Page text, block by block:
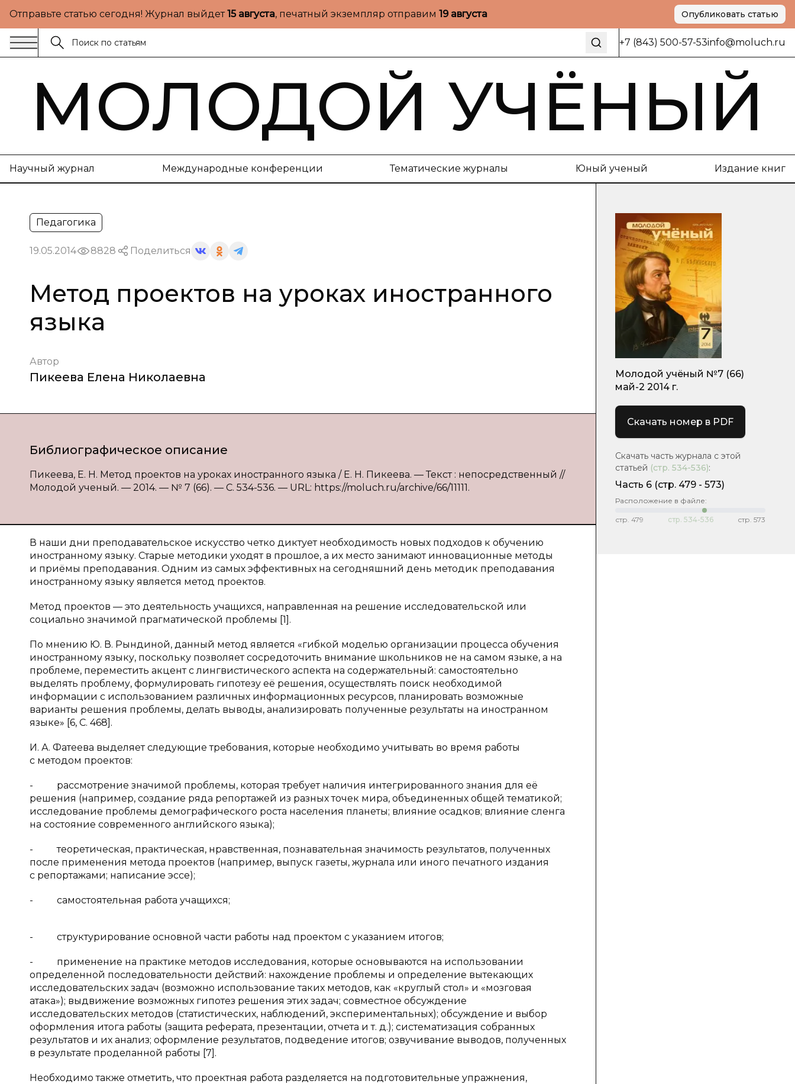
Отправьте статью сегодня! Журнал выйдет15 августа, печатный экземпляр отправим 19 августа Опубликовать статью
+7 (843) 500-57-53info@moluch.ru
МОЛОДОЙ УЧЁНЫЙ
Научный журнал Международные конференции Тематические журналы Юный ученый Издание книг
Педагогика
19.05.2014 8828 Поделиться
Метод проектов на уроках иностранного
языка
Автор
Пикеева Елена Николаевна
Библиографическое описание
Пикеева, Е. Н. Метод проектов на уроках иностранного языка / Е. Н. Пикеева. — Текст : непосредственный //
Молодой ученый. — 2014. — № 7 (66). — С. 534-536. — URL: https://moluch.ru/archive/66/11111.
В наши дни преподавательское искусство четко диктует необходимость новых подходов к обучению
иностранному языку. Старые методики уходят в прошлое, а их место занимают инновационные методы
и приёмы преподавания. Одним из самых эффективных на сегодняшний день методик преподавания
иностранному языку является метод проектов.
Метод проектов — это деятельность учащихся, направленная на решение исследовательской или
социально значимой прагматической проблемы [1].
По мнению Ю. В. Рындиной, данный метод является «гибкой моделью организации процесса обучения
иностранному языку, поскольку позволяет сосредоточить внимание школьников не на самом языке, а на
проблеме, переместить акцент с лингвистического аспекта на содержательный: самостоятельно
выделять проблему, формулировать гипотезу её решения, осуществлять поиск необходимой
информации с использованием различных информационных ресурсов, планировать возможные
варианты решения проблемы, делать выводы, анализировать полученные результаты на иностранном
языке» [6, С. 468].
И. А. Фатеева выделяет следующие требования, которые необходимо учитывать во время работы
с методом проектов:
- рассмотрение значимой проблемы, которая требует наличия интегрированного знания для её
решения (например, создание ряда репортажей из разных точек мира, объединенных общей тематикой;
исследование проблемы демографического роста населения планеты; влияние осадков; влияние сленга
на состояние современного английского языка);
- теоретическая, практическая, нравственная, познавательная значимость результатов, полученных
после применения метода проектов (например, выпуск газеты, журнала или иного печатного издания
с репортажами; написание эссе);
- самостоятельная работа учащихся;
- структурирование основной части работы над проектом с указанием итогов;
- применение на практике методов исследования, которые основываются на использовании
определенной последовательности действий: нахождение проблемы и определение вытекающих
исследовательских задач (возможно использование таких методов, как «круглый стол» и «мозговая
атака»); выдвижение возможных гипотез решения этих задач; совместное обсуждение
исследовательских методов (статистических, наблюдений, экспериментальных); обсуждение и выбор
оформления итога работы (защита реферата, презентации, отчета и т. д.); систематизация собранных
результатов и их анализ; оформление результатов, подведение итогов; озвучивание выводов, полученных
в результате проделанной работы [7].
Необходимо также отметить, что проектная работа разделяется на подготовительные упражнения,
Молодой учёный №7 (66)
май-2 2014 г.
Скачать номер в PDF
Скачать часть журнала с этой
статьей (стр. 534-536):
Часть 6 (cтр. 479 - 573)
Расположение в файле:
стр. 479 стр. 534-536 стр. 573